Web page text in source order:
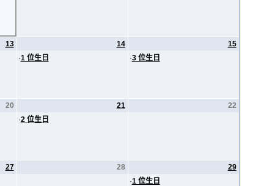
13
14
·1 位生日
15
·3 位生日
20
21
·2 位生日
22
27
28
29
·1 位生日